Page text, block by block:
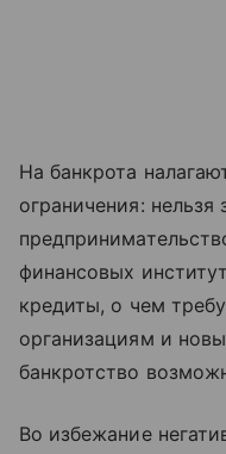
На банкрота
ограничения: нельзя
финансовых
кредиты, о чем
организациям и
банкротство
Во избежание